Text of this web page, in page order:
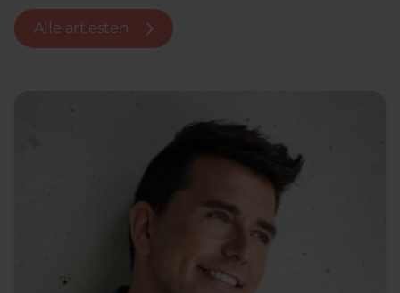
Alle artiesten